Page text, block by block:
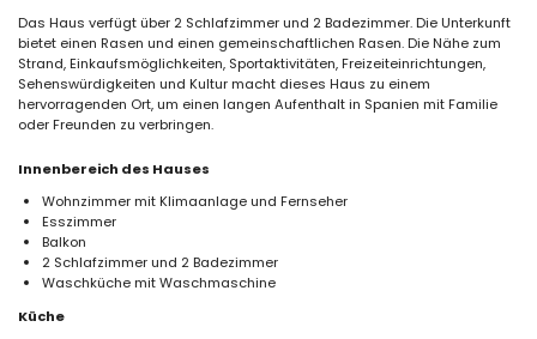
Das Haus verfügt über 2 Schlafzimmer und 2 Badezimmer. Die Unterkunft
bietet einen Rasen und einen gemeinschaftlichen Rasen. Die Nähe zum
Strand, Einkaufsmöglichkeiten, Sportaktivitäten, Freizeiteinrichtungen,
Sehenswürdigkeiten und Kultur macht dieses Haus zu einem
hervorragenden Ort, um einen langen Aufenthalt in Spanien mit Familie
oder Freunden zu verbringen.
Innenbereich des Hauses
Wohnzimmer mit Klimaanlage und Fernseher
Esszimmer
Balkon
2 Schlafzimmer und 2 Badezimmer
Waschküche mit Waschmaschine
Küche